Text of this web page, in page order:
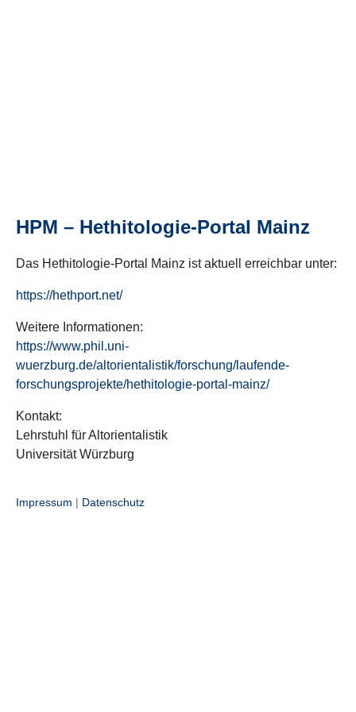
HPM – Hethitologie-Portal Mainz
Das Hethitologie-Portal Mainz ist aktuell erreichbar unter:
https://hethport.net/
Weitere Informationen:
https://www.phil.uni-
wuerzburg.de/altorientalistik/forschung/laufende-
forschungsprojekte/hethitologie-portal-mainz/
Kontakt:
Lehrstuhl für Altorientalistik
Universität Würzburg
Impressum | Datenschutz